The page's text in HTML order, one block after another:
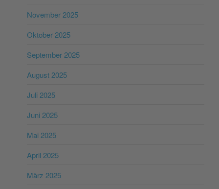
November 2025
Oktober 2025
September 2025
August 2025
Juli 2025
Juni 2025
Mai 2025
April 2025
März 2025